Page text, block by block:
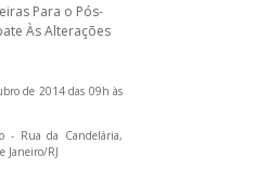
Para o Pós-
Às Alterações
de 2014 das 09h às
- Rua da Candelária,
Janeiro/RJ